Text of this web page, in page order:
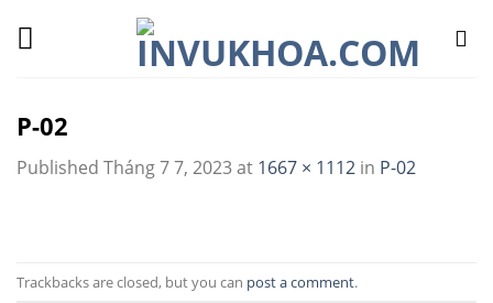
P-02
Published Tháng 7 7, 2023at 1667 × 1112 in P-02
Trackbacks are closed, but you can post a comment.